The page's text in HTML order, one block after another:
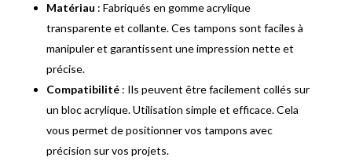
Matériau : Fabriqués en gomme acrylique
transparente et collante. Ces tampons sont faciles à
manipuler et garantissent une impression nette et
précise.
Compatibilité: Ils peuvent être facilement collés sur
un bloc acrylique. Utilisation simple et efficace. Cela
vous permet de positionner vos tampons avec
précision sur vos projets.